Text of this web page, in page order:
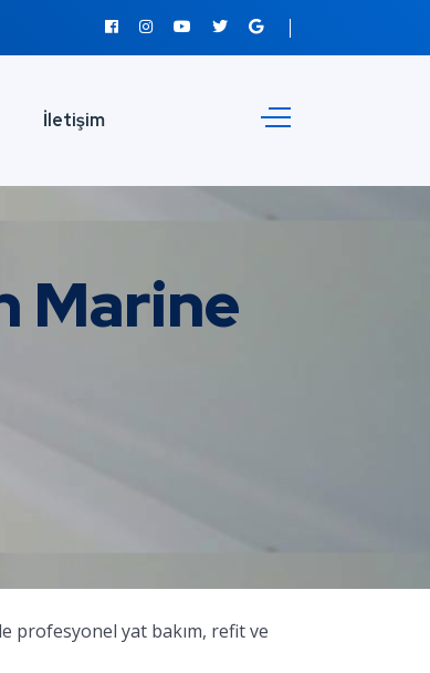
İletişim
Marine
profesyonel yat bakım, refit ve